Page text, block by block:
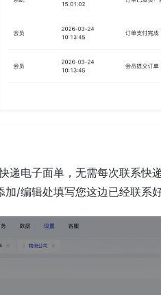
电子面单，无需每次联系快
/编辑处填写您这边已经联系